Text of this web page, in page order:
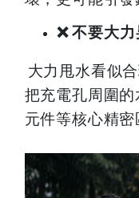
❌ 不要大力
大力甩水看似
把充電孔周圍
元件等核心精密